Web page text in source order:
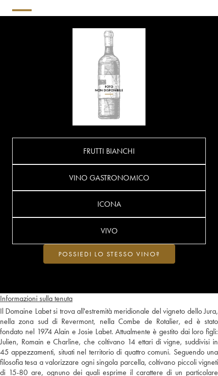
Informazioni sulla tenuta
Il Domaine Labet si trova all'estremità meridionale del vigneto dello Jura,
nella zona sud di Revermont, nella Combe de Rotalier, ed è stato
fondato nel 1974 Alain e Josie Labet. Attualmente è gestito dai loro figli:
Julien, Romain e Charline, che coltivano 14 ettari di vigne, suddivisi in
45 appezzamenti, situati nel territorio di quattro comuni. Seguendo una
filosofia tesa a valorizzare ogni singola parcella, coltivano piccoli vigneti
di 15-80 are, ognuno dei quali esprime il carattere di un particolare
FRUTTI BIANCHI
VINO GASTRONOMICO
ICONA
VIVO
POSSIEDI LO STESSO VINO?